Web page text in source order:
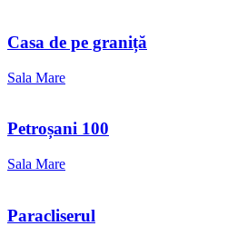
Casa de pe graniță
Sala Mare
Petroșani 100
Sala Mare
Paracliserul